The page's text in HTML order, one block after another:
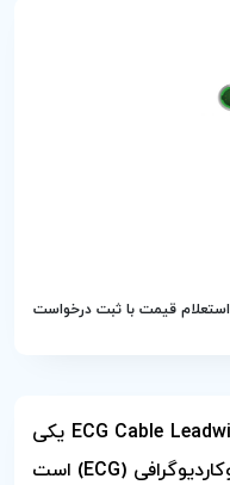
استعلام قیمت با ثبت درخواست
کابل و لیدوایر تخصصی قلب یا ECG Cable Leadwire یکی
از اجزای مهم در دستگاه‌های الکتروکاردیوگرافی (ECG) است